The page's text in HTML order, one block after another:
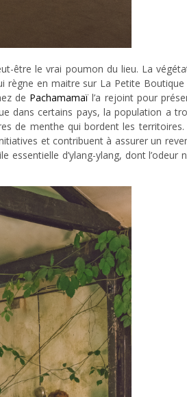
être le vrai poumon du lieu. La
règne en maitre sur La Petite Boutique
de Pachamamaï l’a rejoint pour
dans certains pays, la population a
de menthe qui bordent les territoires.
et contribuent à assurer un
d’ylang-ylang, dont l’odeur